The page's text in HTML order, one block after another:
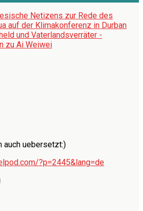
Netizens zur Rede des
auf der Klimakonferenz in Durban
und Vaterlandsverräter -
zu Ai Weiwei
auch uebersetzt:)
?p=2445&lang=de